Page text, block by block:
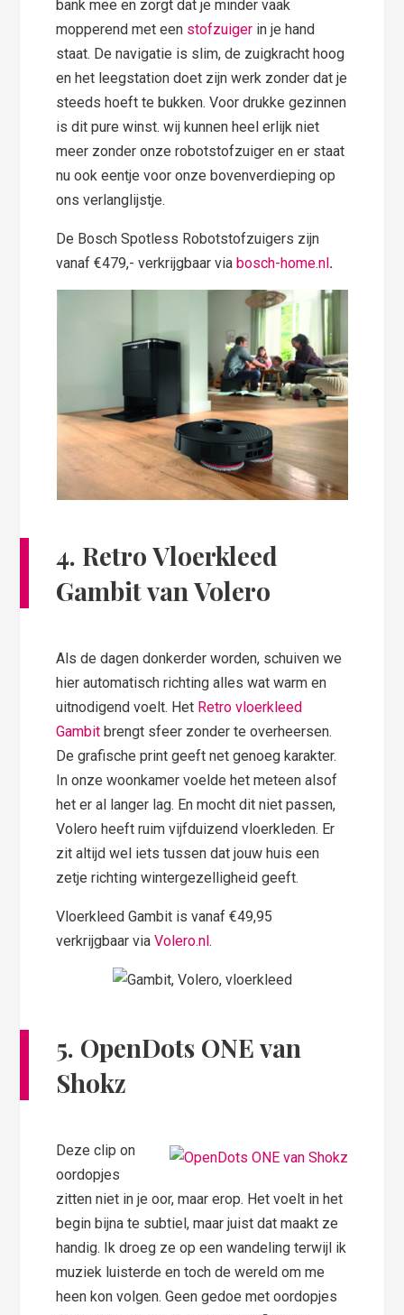
bank mee en zorgt dat je minder vaak
mopperend met een stofzuiger in je hand
staat. De navigatie is slim, de zuigkracht hoog
en het leegstation doet zijn werk zonder dat je
steeds hoeft te bukken. Voor drukke gezinnen
is dit pure winst. wij kunnen heel erlijk niet
meer zonder onze robotstofzuiger en er staat
nu ook eentje voor onze bovenverdieping op
ons verlanglijstje.
De Bosch Spotless Robotstofzuigers zijn
vanaf €479,- verkrijgbaar viabosch-home.nl.
4. Retro Vloerkleed
Gambit van Volero
Als de dagen donkerder worden, schuiven we
hier automatisch richting alles wat warm en
uitnodigend voelt. Het Retro vloerkleed
Gambitbrengt sfeer zonder te overheersen.
De grafische print geeft net genoeg karakter.
In onze woonkamer voelde het meteen alsof
het er al langer lag. En mocht dit niet passen,
Volero heeft ruim vijfduizend vloerkleden. Er
zit altijd wel iets tussen dat jouw huis een
zetje richting wintergezelligheid geeft.
Vloerkleed Gambit is vanaf €49,95
verkrijgbaar viaVolero.nl.
5. OpenDots ONE van
Shokz
Deze clip on
oordopjes
zitten niet in je oor, maar erop. Het voelt in het
begin bijna te subtiel, maar juist dat maakt ze
handig. Ik droeg ze op een wandeling terwijl ik
muziek luisterde en toch de wereld om me
heen kon volgen. Geen gedoe met oordopjes